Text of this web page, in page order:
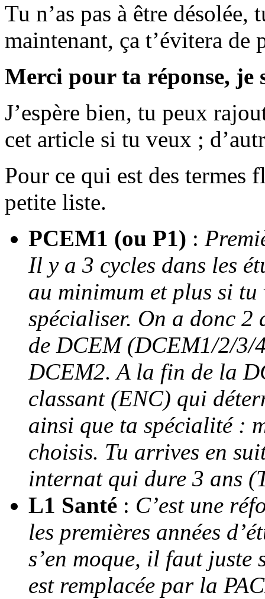
Tu n’as pas à être désolée,
maintenant, ça t’évitera de
Merci pour ta réponse, je
J’espère bien, tu peux
cet article si tu veux ;
Pour ce qui est des
petite liste.
PCEM1 (ou P1) :
Il y a 3 cycles dans les
au minimum et plus si tu
spécialiser. On a donc 2
de DCEM (DCEM1/2/3/
DCEM2. A la fin de la
classant (ENC) qui
ainsi que ta spécialité :
choisis. Tu arrives en
internat qui dure 3 ans
L1 Santé : C’est une
les premières années
s’en moque, il faut
est remplacée par la